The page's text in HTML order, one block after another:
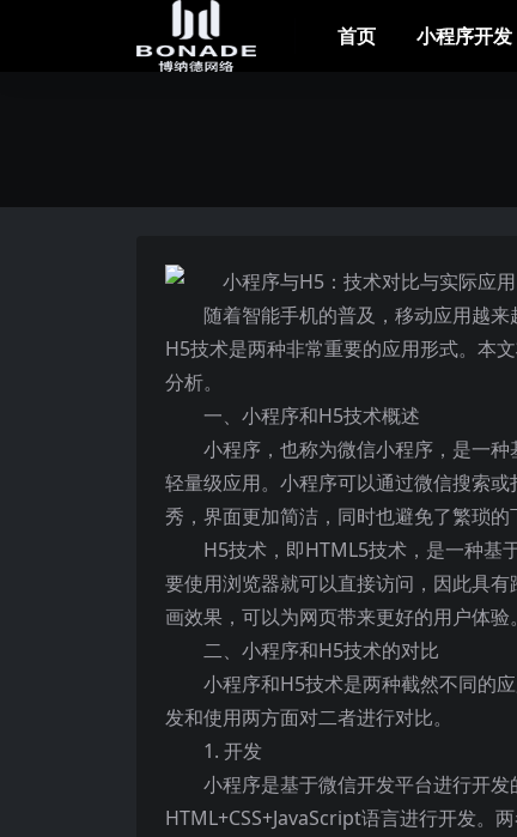
首页 小程序开发
随着智能手机的普及，移动应用越
H5技术是两种非常重要的应用形式。本
分析。
一、小程序和H5技术概述
小程序，也称为微信小程序，是一
轻量级应用。小程序可以通过微信搜索
秀，界面更加简洁，同时也避免了繁琐的
H5技术，即HTML5技术，是一种基
要使用浏览器就可以直接访问，因此具
画效果，可以为网页带来更好的用户体验。
二、小程序和H5技术的对比
小程序和H5技术是两种截然不同的
发和使用两方面对二者进行对比。
1. 开发
小程序是基于微信开发平台进行开
HTML+CSS+JavaScript语言进行开发。